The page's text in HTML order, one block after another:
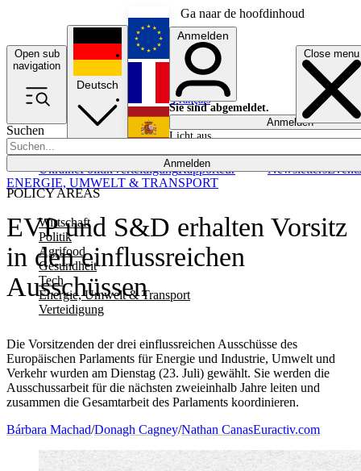
Ga naar de hoofdinhoud
Open sub
navigation
Close menu
Suchen
Anmelden
POLICY AREAS
Wirtschaft
Politik
Agrifood
Gesundheit
Tech
Energie, Umwelt & Transport
Verteidigung
UkrainePolitikVerteidigungRapporteur NewslettersEvents
Deutsch
English
Français
Anmelden
Sie sind abgemeldet.
Anmelden
Licht aus
EVP und S&D erhalten Vorsitz
in den einflussreichen
Ausschüssen
Die Vorsitzenden der drei einflussreichen Ausschüsse des
Europäischen Parlaments für Energie und Industrie, Umwelt und
Verkehr wurden am Dienstag (23. Juli) gewählt. Sie werden die
Ausschussarbeit für die nächsten zweieinhalb Jahre leiten und
zusammen die Gesamtarbeit des Parlaments koordinieren.
ENERGIE, UMWELT & TRANSPORT
Bárbara Machad/Donagh Cagney/Nathan CanasEuractiv.com